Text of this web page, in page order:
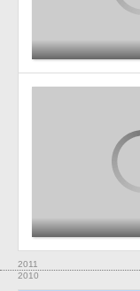
2011
2010